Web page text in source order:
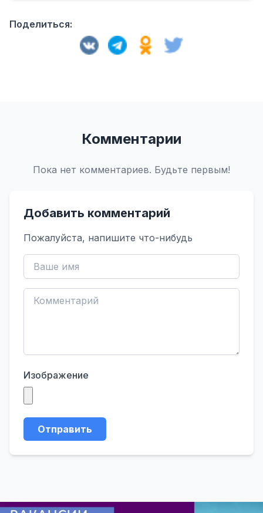
Поделиться:
Комментарии
Пока нет комментариев. Будьте первым!
Добавить комментарий
Пожалуйста, напишите что-нибудь
Изображение
Отправить